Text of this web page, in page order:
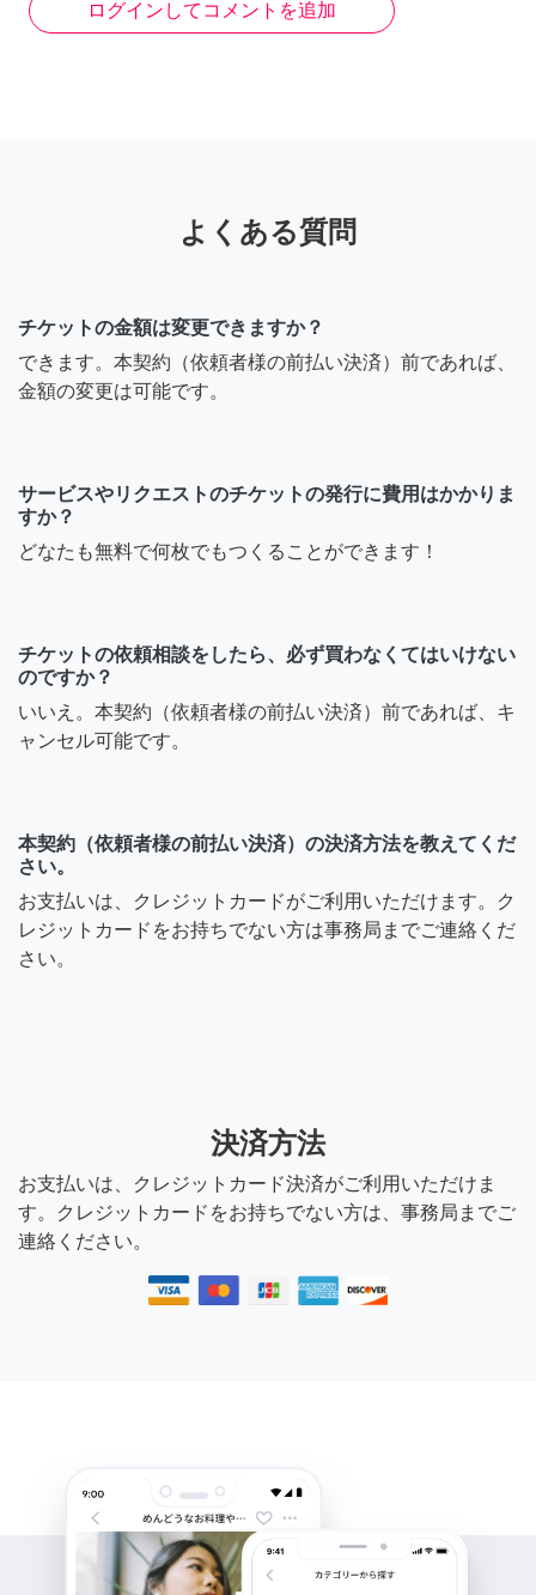
ログインしてコメントを追加
よくある質問
チケットの金額は変更できますか？
できます。本契約（依頼者様の前払い決済）前であれば、
金額の変更は可能です。
サービスやリクエストのチケットの発行に費用はかかりま
すか？
どなたも無料で何枚でもつくることができます！
チケットの依頼相談をしたら、必ず買わなくてはいけない
のですか？
いいえ。本契約（依頼者様の前払い決済）前であれば、キ
ャンセル可能です。
本契約（依頼者様の前払い決済）の決済方法を教えてくだ
さい。
お支払いは、クレジットカードがご利用いただけます。ク
レジットカードをお持ちでない方は事務局までご連絡くだ
さい。
決済方法
お支払いは、クレジットカード決済がご利用いただけま
す。クレジットカードをお持ちでない方は、事務局までご
連絡ください。